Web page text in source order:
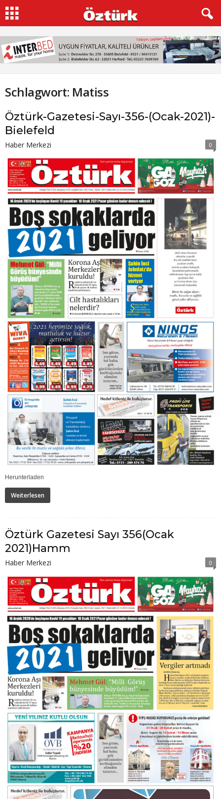
Schlagwort: Matiss
Öztürk-Gazetesi-Sayı-356-(Ocak-2021)-
Bielefeld
Haber Merkezi 0
Herunterladen
Weiterlesen
Öztürk Gazetesi Sayı 356(Ocak
2021)Hamm
Haber Merkezi 0